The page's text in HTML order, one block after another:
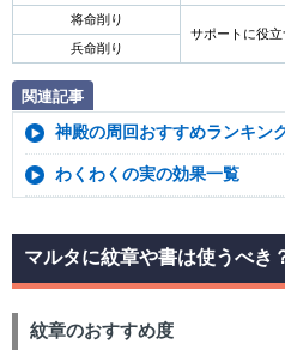
将命削り
サポートに役立
兵命削り
関連記事
神殿の周回おすすめランキン
わくわくの実の効果一覧
マルタに紋章や書は使うべき
紋章のおすすめ度